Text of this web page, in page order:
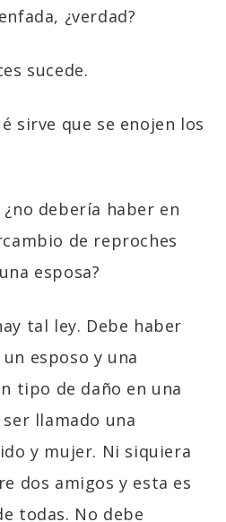
¿verdad?
sucede.
sirve que se enojen los
¿no debería haber en
de reproches
esposa?
tal ley. Debe haber
esposo y una
tipo de daño en una
llamado una
y mujer. Ni siquiera
dos amigos y esta es
todas. No debe